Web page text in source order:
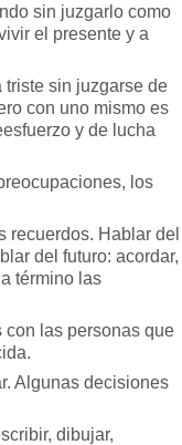
sin juzgarlo como
el presente y a
triste sin juzgarse de
con uno mismo es
y de lucha
los
recuerdos. Hablar del
del futuro: acordar,
término las
las personas que
Algunas decisiones
dibujar,